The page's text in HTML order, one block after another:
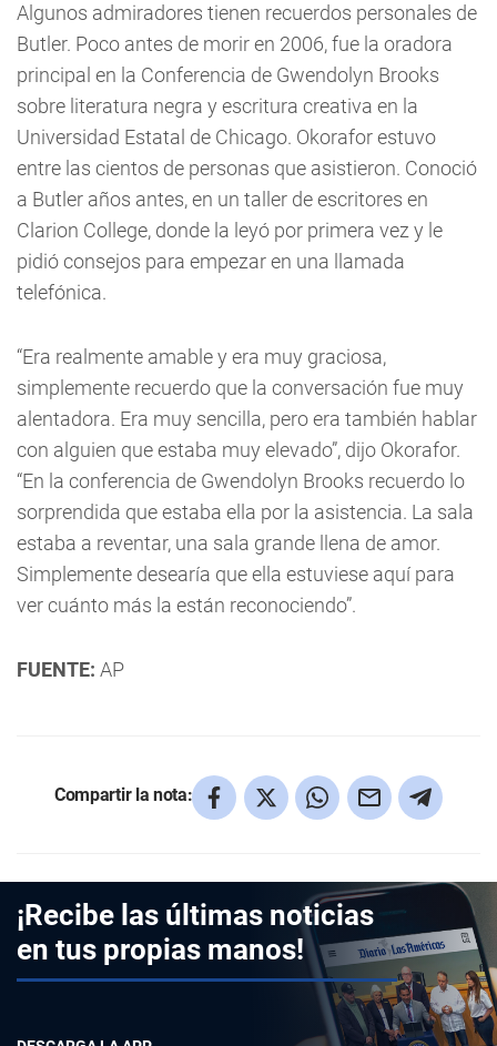
Algunos admiradores tienen recuerdos personales de
Butler. Poco antes de morir en 2006, fue la oradora
principal en la Conferencia de Gwendolyn Brooks
sobre literatura negra y escritura creativa en la
Universidad Estatal de Chicago. Okorafor estuvo
entre las cientos de personas que asistieron. Conoció
a Butler años antes, en un taller de escritores en
Clarion College, donde la leyó por primera vez y le
pidió consejos para empezar en una llamada
telefónica.
“Era realmente amable y era muy graciosa,
simplemente recuerdo que la conversación fue muy
alentadora. Era muy sencilla, pero era también hablar
con alguien que estaba muy elevado”, dijo Okorafor.
“En la conferencia de Gwendolyn Brooks recuerdo lo
sorprendida que estaba ella por la asistencia. La sala
estaba a reventar, una sala grande llena de amor.
Simplemente desearía que ella estuviese aquí para
ver cuánto más la están reconociendo”.
FUENTE: AP
Compartir la nota:
¡Recibe las últimas noticias
en tus propias manos!